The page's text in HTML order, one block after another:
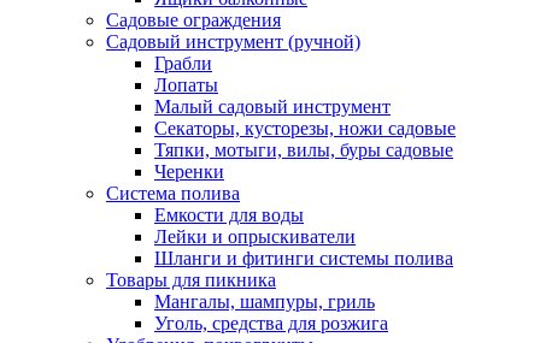
Садовые ограждения
Садовый инструмент (ручной)
Грабли
Лопаты
Малый садовый инструмент
Секаторы, кусторезы, ножи садовые
Тяпки, мотыги, вилы, буры садовые
Черенки
Система полива
Емкости для воды
Лейки и опрыскиватели
Шланги и фитинги системы полива
Товары для пикника
Мангалы, шампуры, гриль
Уголь, средства для розжига